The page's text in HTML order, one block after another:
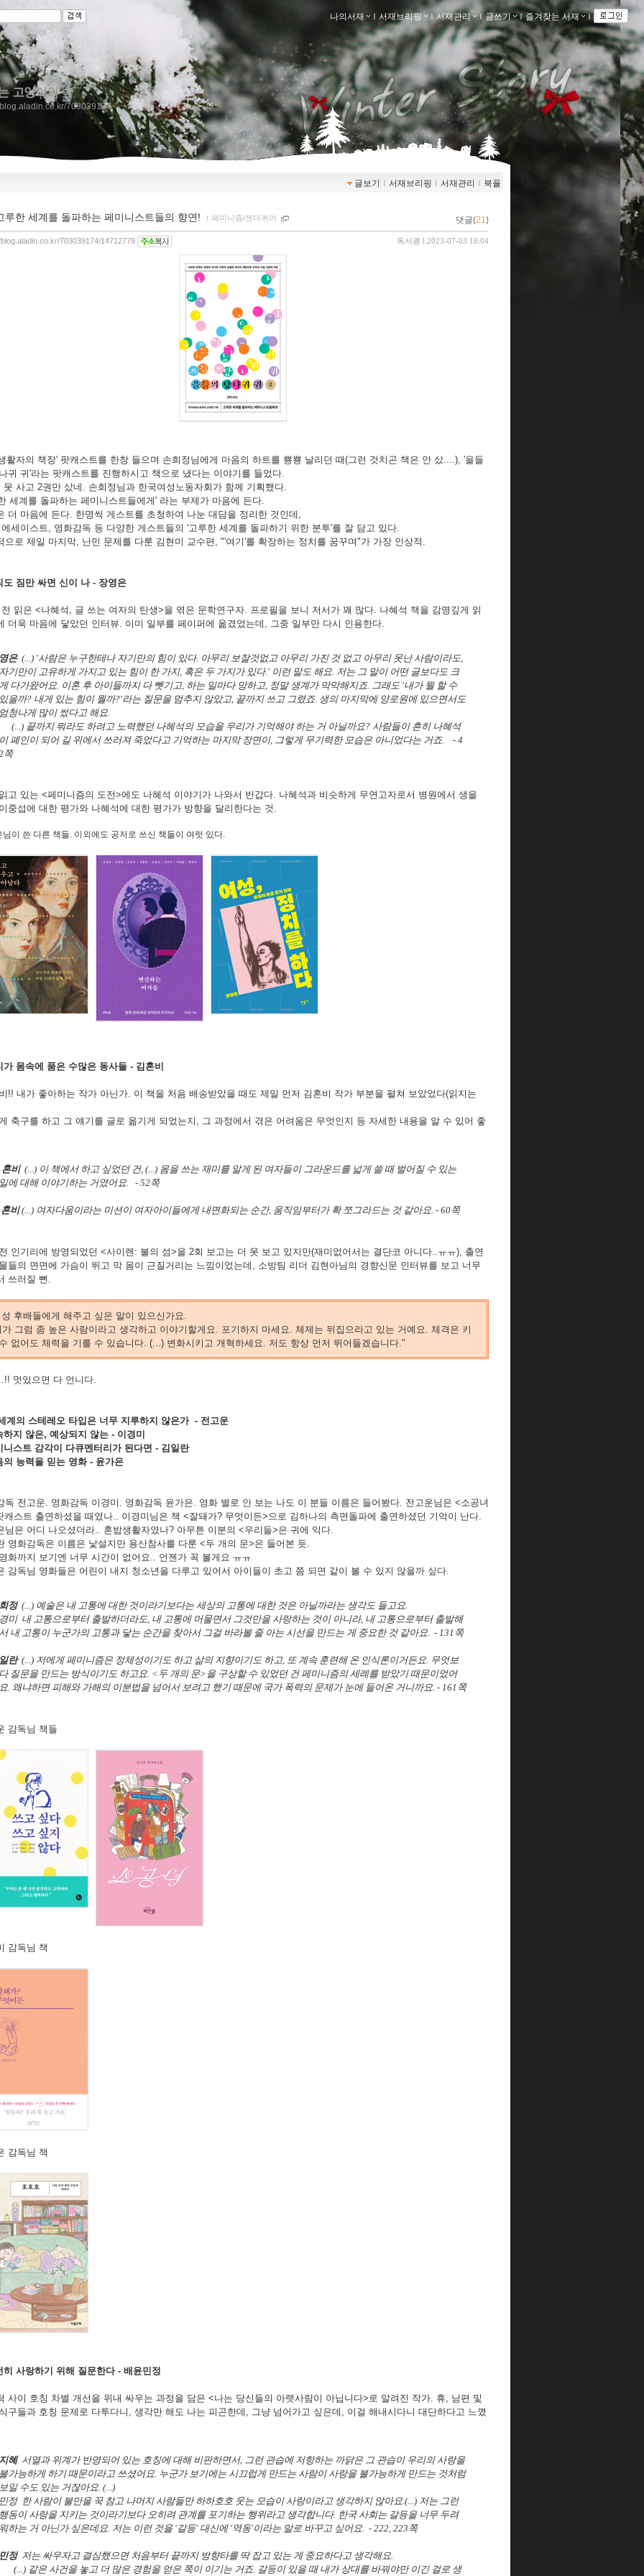
나의서재 ｌ 서재브리핑 ｌ 서재관리 ｌ글쓰기 ｌ즐겨찾는 서재 ｌ
고양이의 숲
703039174
글보기 ｌ 서재브리핑 ｌ 서재관리 ｌ 북플
루한 세계를 돌파하는 페미니스트들의 향연! ｌ 페미니즘/젠더퀴어 댓글(21)
독서괭 l 2023-07-03 18:04
703039174/14712779
활자의 책장' 팟캐스트를 한창 들으며 손희정님에게 마음의 하트를 뿅뿅 날리던 때(그런 것치곤 책은 안 샀....), '을들
귀 귀'라는 팟캐스트를 진행하시고 책으로 냈다는 이야기를 들었다.
못 사고 2권만 샀네. 손희정님과 한국여성노동자회가 함께 기획했다.
세계를 돌파하는 페미니스트들에게' 라는 부제가 마음에 든다.
더 마음에 든다. 한명씩 게스트를 초청하여 나눈 대담을 정리한 것인데,
세이스트, 영화감독 등 다양한 게스트들의 '고루한 세계를 돌파하기 위한 분투'를 잘 담고 있다.
으로 제일 마지막, 난민 문제를 다룬 김현미 교수편, "'여기'를 확장하는 정치를 꿈꾸며"가 가장 인상적.
도 짐만 싸면 신이 나 - 장영은
읽은 <나혜석, 글 쓰는 여자의 탄생>을 엮은 문학연구자. 프로필을 보니 저서가 꽤 많다. 나혜석 책을 감명깊게 읽
더욱 마음에 닿았던 인터뷰. 이미 일부를 페이퍼에 옮겼었는데, 그중 일부만 다시 인용한다.
은(...) '사람은 누구한테나 자기만의 힘이 있다. 아무리 보잘것없고 아무리 가진 것 없고 아무리 못난 사람이라도,
기만이 고유하게 가지고 있는 힘이 한 가지, 혹은 두 가지가 있다.' 이런 말도 해요. 저는 그 말이 어떤 글보다도 크
다가왔어요. 이혼 후 아이들까지 다 뺏기고, 하는 일마다 망하고, 정말 생계가 막막해지죠. 그래도 '내가 뭘 할 수
을까? 내게 있는 힘이 뭘까?'라는 질문을 멈추지 않았고, 끝까지 쓰고 그렸죠. 생의 마지막에 양로원에 있으면서도
청나게 많이 썼다고 해요.
끝까지 뭐라도 하려고 노력했던 나혜석의 모습을 우리가 기억해야 하는 거 아닐까요? 사람들이 흔히 나혜석
폐인이 되어 길 위에서 쓰러져 죽었다고 기억하는 마지막 장면이, 그렇게 무기력한 모습은 아니었다는 거죠. - 4
쪽
고 있는 <페미니즘의 도전>에도 나혜석 이야기가 나와서 반갑다. 나혜석과 비슷하게 무연고자로서 병원에서 생을
중섭에 대한 평가와 나혜석에 대한 평가가 방향을 달리한다는 것.
님이 쓴 다른 책들. 이외에도 공저로 쓰신 책들이 여럿 있다.
가 몸속에 품은 수많은 동사들 - 김혼비
!! 내가 좋아하는 작가 아닌가. 이 책을 처음 배송받았을 때도 제일 먼저 김혼비 작가 부분을 펼쳐 보았었다(읽지는
축구를 하고 그 얘기를 글로 옮기게 되었는지, 그 과정에서 겪은 어려움은 무엇인지 등 자세한 내용을 알 수 있어 좋
혼비(...) 이 책에서 하고 싶었던 건, (...) 몸을 쓰는 재미를 알게 된 여자들이 그라운드를 넓게 쓸 때 벌어질 수 있는
에 대해 이야기하는 거였어요. - 52쪽
혼비(...) 여자다움이라는 미션이 여자아이들에게 내면화되는 순간, 움직임부터가 확 쪼그라드는 것 같아요. - 60쪽
인기리에 방영되었던 <사이렌: 불의 섬>을 2회 보고는 더 못 보고 있지만(재미없어서는 결단코 아니다..ㅠㅠ), 출연
들의 면면에 가슴이 뛰고 막 몸이 근질거리는 느낌이었는데, 소방팀 리더 김현아님의 경향신문 인터뷰를 보고 너무
쓰러질 뻔.
후배들에게 해주고 싶은 말이 있으신가요.
그럼 좀 높은 사람이라고 생각하고 이야기할게요. 포기하지 마세요. 체제는 뒤집으라고 있는 거예요. 체격은 키
없어도 체력을 기를 수 있습니다. (...) 변화시키고 개혁하세요. 저도 항상 먼저 뛰어들겠습니다."
멋있으면 다 언니다.
계의 스테레오 타입은 너무 지루하지 않은가 - 전고운
하지 않은, 예상되지 않는 - 이경미
니스트 감각이 다큐멘터리가 된다면 - 김일란
의 능력을 믿는 영화 - 윤가은
독 전고운. 영화감독 이경미. 영화감독 윤가은. 영화 별로 안 보는 나도 이 분들 이름은 들어봤다. 전고운님은 <소공녀
캐스트 출연하셨을 때였나.. 이경미님은 책 <잘돼가? 무엇이든>으로 김하나의 측면돌파에 출연하셨던 기억이 난다.
님은 어디 나오셨더라.. 혼밥생활자였나? 아무튼 이분의 <우리들>은 귀에 익다.
영화감독은 이름은 낯설지만 용산참사를 다룬 <두 개의 문>은 들어본 듯.
화까지 보기엔 너무 시간이 없어요.. 언젠가 꼭 볼게요 ㅠㅠ
감독님 영화들은 어린이 내지 청소년을 다루고 있어서 아이들이 초고 쯤 되면 같이 볼 수 있지 않을까 싶다.
정(...) 예술은 내 고통에 대한 것이라기보다는 세상의 고통에 대한 것은 아닐까라는 생각도 들고요.
미 내 고통으로부터 출발하더라도, 내 고통에 머물면서 그것만을 사랑하는 것이 아니라, 내 고통으로부터 출발해
내 고통이 누군가의 고통과 닿는 순간을 찾아서 그걸 바라볼 줄 아는 시선을 만드는 게 중요한 것 같아요. - 131쪽
란(...) 저에게 페미니즘은 정체성이기도 하고 삶의 지향이기도 하고, 또 계속 훈련해 온 인식론이거든요. 무엇보
질문을 만드는 방식이기도 하고요. <두 개의 문>을 구상할 수 있었던 건 페미니즘의 세례를 받았기 때문이었어
. 왜냐하면 피해와 가해의 이분법을 넘어서 보려고 했기 때문에 국가 폭력의 문제가 눈에 들어온 거니까요. - 161쪽
감독님 책들
감독님 책
감독님 책
히 사랑하기 위해 질문한다 - 배윤민정
사이 호칭 차별 개선을 위내 싸우는 과정을 담은 <나는 당신들의 아랫사람이 아닙니다>로 알려진 작가. 휴, 남편 및
구들과 호칭 문제로 다투다니, 생각만 해도 나는 피곤한데, 그냥 넘어가고 싶은데, 이걸 해내시다니 대단하다고 느꼈
혜 서열과 위계가 반영되어 있는 호칭에 대해 비판하면서, 그런 관습에 저항하는 까닭은 그 관습이 우리의 사랑을
가능하게 하기 때문이라고 쓰셨어요. 누군가 보기에는 시끄럽게 만드는 사람이 사랑을 불가능하게 만드는 것처럼
일 수도 있는 거잖아요. (...)
정 한 사람이 불만을 꾹 참고 나머지 사람들만 하하호호 웃는 모습이 사랑이라고 생각하지 않아요.(...) 저는 그런
동이 사랑을 지키는 것이라기보다 오히려 관계를 포기하는 행위라고 생각합니다. 한국 사회는 갈등을 너무 두려
하는 거 아닌가 싶은데요. 저는 이런 것을 '갈등' 대신에 '역동'이라는 말로 바꾸고 싶어요. - 222, 223쪽
정저는 싸우자고 결심했으면 처음부터 끝까지 방향타를 딱 잡고 있는 게 중요하다고 생각해요.
같은 사건을 놓고 더 많은 경험을 얻은 쪽이 이기는 거죠. 갈등이 있을 때 내가 상대를 바꿔야만 이긴 걸로 생